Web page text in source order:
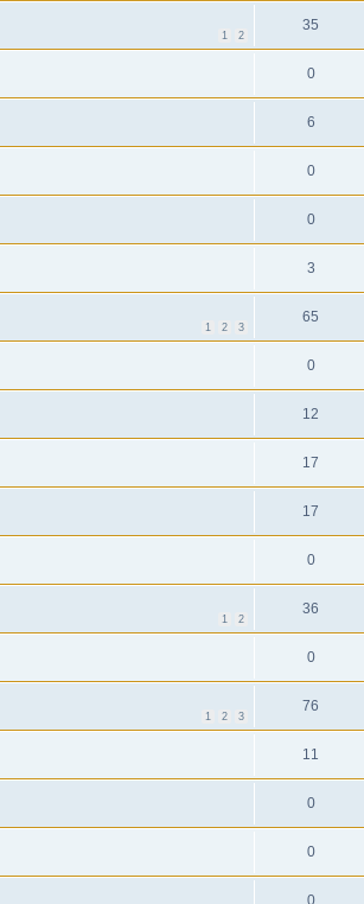
1 2
35
0
6
0
0
3
1 2 3
65
0
12
17
17
0
1 2
36
0
1 2 3
76
11
0
0
0